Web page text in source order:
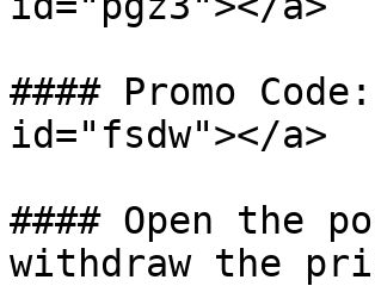
#### Promo
id="fsdw"></a>
#### Open the
withdraw the